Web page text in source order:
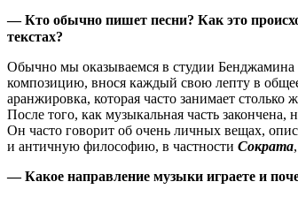
— Кто обычно пишет песни? Как это
текстах?
Обычно мы оказываемся в студии
композицию, внося каждый свою лепту в
аранжировка, которая часто занимает
После того, как музыкальная часть
Он часто говорит об очень личных вещах,
и античную философию, в частности Сократа
— Какое направление музыки играете и